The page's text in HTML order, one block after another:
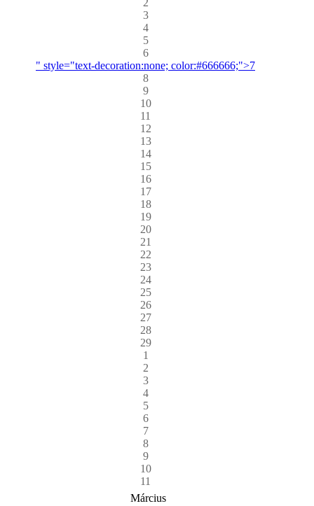
3
4
5
6
" style="text-decoration:none; color:#666666;">7
8
9
10
11
12
13
14
15
16
17
18
19
20
21
22
23
24
25
26
27
28
29
1
2
3
4
5
6
7
8
9
10
11
Március